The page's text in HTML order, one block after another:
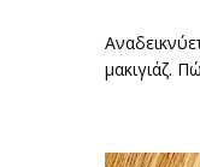
μακιγιάζ.